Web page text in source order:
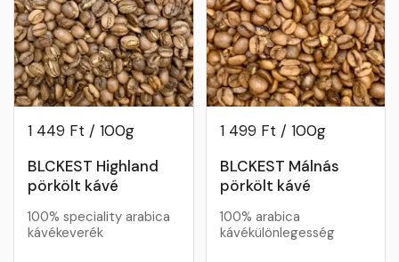
1 449 Ft / 100g
BLCKEST Highland
pörkölt kávé
100% speciality arabica
kávékeverék
1 499 Ft / 100g
BLCKEST Málnás
pörkölt kávé
100% arabica
kávékülönlegesség